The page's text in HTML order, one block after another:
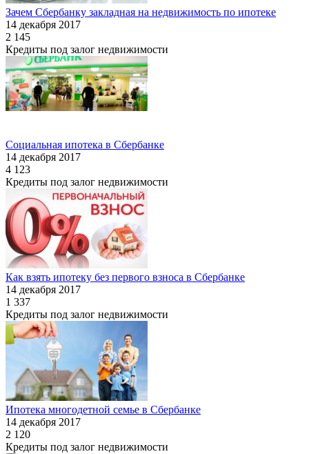
Зачем Сбербанку закладная на недвижимость по ипотеке
14 декабря 2017
2 145
Кредиты под залог недвижимости
Социальная ипотека в Сбербанке
14 декабря 2017
4 123
Кредиты под залог недвижимости
Как взять ипотеку без первого взноса в Сбербанке
14 декабря 2017
1 337
Кредиты под залог недвижимости
Ипотека многодетной семье в Сбербанке
14 декабря 2017
2 120
Кредиты под залог недвижимости